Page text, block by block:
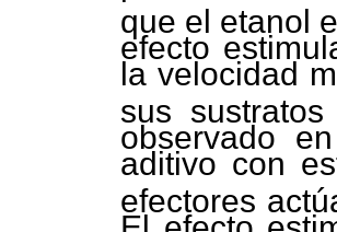
que el etanol
efecto
la velocidad
sus
observado
aditivo con
efectores